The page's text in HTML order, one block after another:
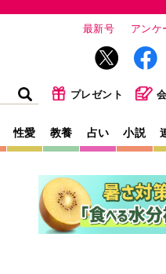
最新号 アンケ
プレゼント
性愛 教養 占い 小説